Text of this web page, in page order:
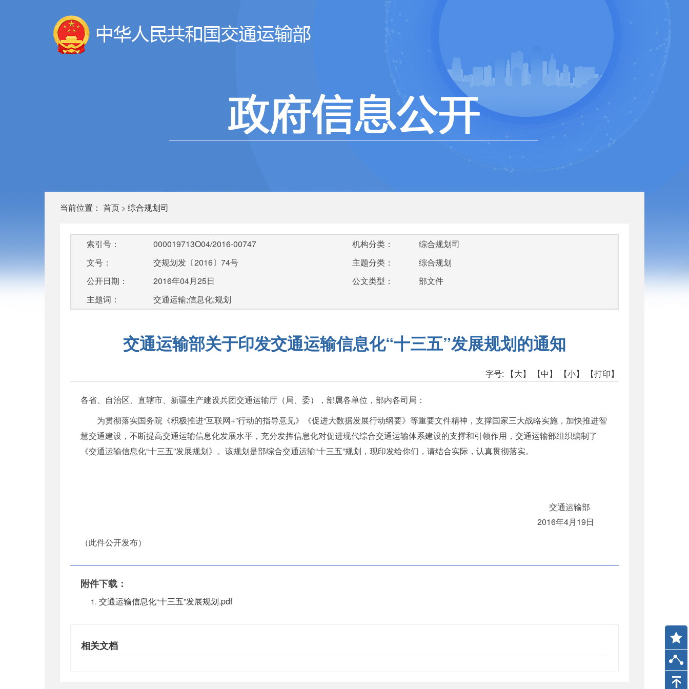
当前位置： 首页 > 综合规划司
索引号：
000019713O04/2016-00747
文号：
交规划发〔2016〕74号
公开日期：
2016年04月25日
主题词：
交通运输;信息化;规划
机构分类：
综合规划司
主题分类：
综合规划
公文类型：
部文件
交通运输部关于印发交通运输信息化“十三五”发展规划的通知
字号: 【大】 【中】 【小】 【打印】
各省、自治区、直辖市、新疆生产建设兵团交通运输厅（局、委），部属各单位，部内各司局：
为贯彻落实国务院《积极推进“互联网+”行动的指导意见》《促进大数据发展行动纲要》等重要文件精神，支撑国家三大战略实施，加快推进智
慧交通建设，不断提高交通运输信息化发展水平，充分发挥信息化对促进现代综合交通运输体系建设的支撑和引领作用，交通运输部组织编制了
《交通运输信息化“十三五”发展规划》。该规划是部综合交通运输“十三五”规划，现印发给你们，请结合实际，认真贯彻落实。
交通运输部
2016年4月19日
（此件公开发布）
附件下载：
交通运输信息化“十三五”发展规划.pdf
相关文档